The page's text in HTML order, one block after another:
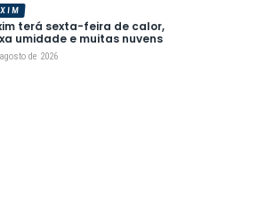
terá sexta-feira de calor,
umidade e muitas nuvens
de 2026